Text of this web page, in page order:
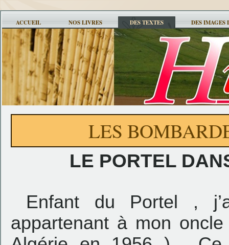
ACCUEIL NOS LIVRES DES TEXTES DES IMAGES
LES
LE PORTEL
Enfant du Portel ,
appartenant à mon